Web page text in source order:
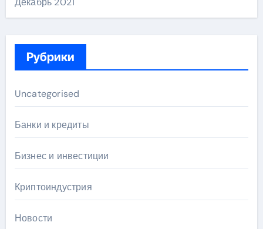
Рубрики
Uncategorised
Банки и кредиты
Бизнес и инвестиции
Криптоиндустрия
Новости